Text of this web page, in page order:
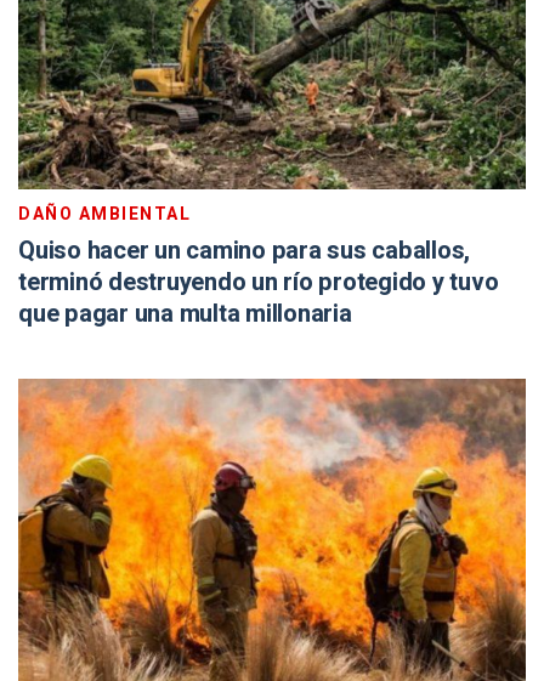
DAÑO AMBIENTAL
Quiso hacer un camino para sus caballos,
terminó destruyendo un río protegido y tuvo
que pagar una multa millonaria